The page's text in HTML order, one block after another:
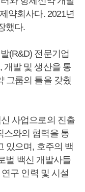
약회사다. 2021년
했다.
(R&D) 전문기업
개발 및 생산을 통
그룹의 틀을 갖췄
사업으로의 진출
스와의 협력을 통
있으며, 호주의 백
벌 백신 개발사들
구 인력 및 시설